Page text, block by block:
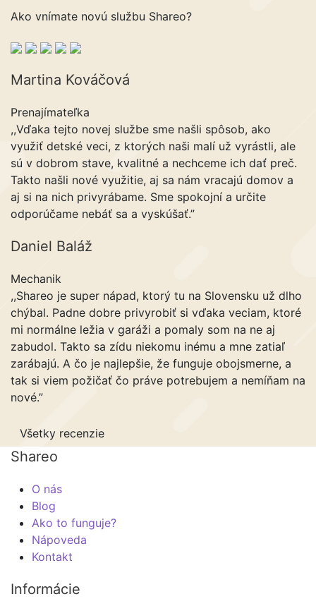
Ako vnímate novú službu Shareo?
Martina Kováčová
Prenajímateľka
,,Vďaka tejto novej službe sme našli spôsob, ako
využiť detské veci, z ktorých naši malí už vyrástli, ale
sú v dobrom stave, kvalitné a nechceme ich dať preč.
Takto našli nové využitie, aj sa nám vracajú domov a
aj si na nich privyrábame. Sme spokojní a určite
odporúčame nebáť sa a vyskúšať.”
Daniel Baláž
Mechanik
,,Shareo je super nápad, ktorý tu na Slovensku už dlho
chýbal. Padne dobre privyrobiť si vďaka veciam, ktoré
mi normálne ležia v garáži a pomaly som na ne aj
zabudol. Takto sa zídu niekomu inému a mne zatiaľ
zarábajú. A čo je najlepšie, že funguje obojsmerne, a
tak si viem požičať čo práve potrebujem a nemíňam na
nové.”
Všetky recenzie
Shareo
O nás
Blog
Ako to funguje?
Nápoveda
Kontakt
Informácie